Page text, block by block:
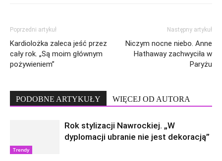
Poprzedni artykuł
Kardiolożka zaleca jeść przez
cały rok. „Są moim głównym
pożywieniem”
Następny artykuł
Niczym nocne niebo. Anne
Hathaway zachwyciła w
Paryżu
PODOBNE ARTYKUŁY WIĘCEJ OD AUTORA
Trendy
Rok stylizacji Nawrockiej. „W
dyplomacji ubranie nie jest dekoracją”